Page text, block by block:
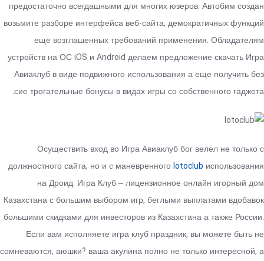
предостаточно всегдашными для многих юзеров. Автобим создан
возьмите разборе интерфейса веб-сайта, демократичных функций
еще возглашенных требований применения. Обладателям
устройств на ОС iOS и Android делаем предложение скачать Игра
Авиаклуб в виде подвижного использования а еще получить без
сие трогательные бонусы в видах игры со собственного гаджета.
Осуществить вход во Игра Авиаклуб бог велел не только с
должностного сайта, но и с маневренногоlotoclub использования
на Дроид. Игра Клуб – лицензионное онлайн игорный дом
Казахстана с большим выбором игр, беглыми выплатами вдобавок
большими скидками для инвесторов из Казахстана а также России.
Если вам исполняете игра клуб праздник, вы можете быть не
сомневаются, аюшки? ваша акулина полно не только интересной, а